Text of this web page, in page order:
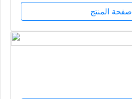
صفحة المنتج